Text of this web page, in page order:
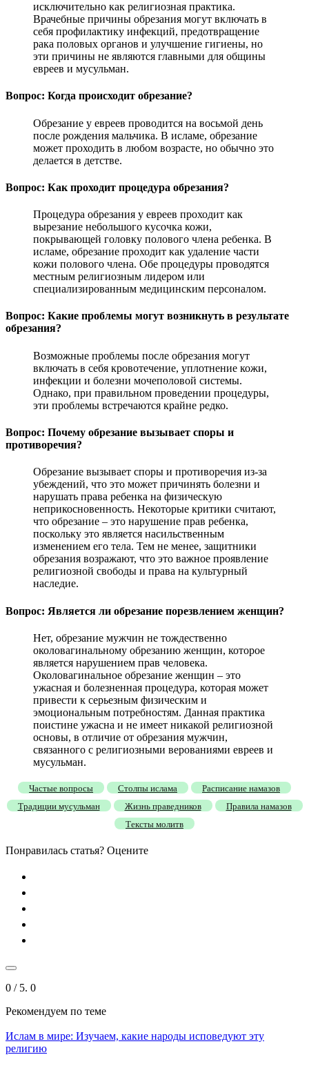
исключительно как религиозная практика.
Врачебные причины обрезания могут включать в
себя профилактику инфекций, предотвращение
рака половых органов и улучшение гигиены, но
эти причины не являются главными для общины
евреев и мусульман.
Вопрос: Когда происходит обрезание?
Обрезание у евреев проводится на восьмой день
после рождения мальчика. В исламе, обрезание
может проходить в любом возрасте, но обычно это
делается в детстве.
Вопрос: Как проходит процедура обрезания?
Процедура обрезания у евреев проходит как
вырезание небольшого кусочка кожи,
покрывающей головку полового члена ребенка. В
исламе, обрезание проходит как удаление части
кожи полового члена. Обе процедуры проводятся
местным религиозным лидером или
специализированным медицинским персоналом.
Вопрос: Какие проблемы могут возникнуть в результате
обрезания?
Возможные проблемы после обрезания могут
включать в себя кровотечение, уплотнение кожи,
инфекции и болезни мочеполовой системы.
Однако, при правильном проведении процедуры,
эти проблемы встречаются крайне редко.
Вопрос: Почему обрезание вызывает споры и
противоречия?
Обрезание вызывает споры и противоречия из-за
убеждений, что это может причинять болезни и
нарушать права ребенка на физическую
неприкосновенность. Некоторые критики считают,
что обрезание – это нарушение прав ребенка,
поскольку это является насильственным
изменением его тела. Тем не менее, защитники
обрезания возражают, что это важное проявление
религиозной свободы и права на культурный
наследие.
Вопрос: Является ли обрезание порезвлением женщин?
Нет, обрезание мужчин не тождественно
околовагинальному обрезанию женщин, которое
является нарушением прав человека.
Околовагинальное обрезание женщин – это
ужасная и болезненная процедура, которая может
привести к серьезным физическим и
эмоциональным потребностям. Данная практика
поистине ужасна и не имеет никакой религиозной
основы, в отличие от обрезания мужчин,
связанного с религиозными верованиями евреев и
мусульман.
Частые вопросы Столпы ислама
Расписание намазов
Традиции мусульман
Жизнь праведников
Правила намазов
Тексты молитв
Понравилась статья? Оцените
0 / 5. 0
Рекомендуем по теме
Ислам в мире: Изучаем, какие народы исповедуют эту
религию